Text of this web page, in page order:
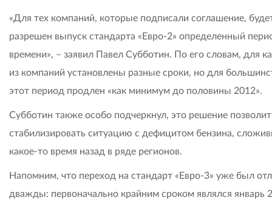
«Для тех компаний, которые подписали соглашение,
разрешен выпуск стандарта «Евро-2» определенный
времени», – заявил Павел Субботин. По его словам, для
из компаний установлены разные сроки, но для
этот период продлен «как минимум до половины 2012».
Субботин также особо подчеркнул, это решение позволит
стабилизировать ситуацию с дефицитом бензина,
какое-то время назад в ряде регионов.
Напомним, что переход на стандарт «Евро-3» уже был
дважды: первоначально крайним сроком являлся январь